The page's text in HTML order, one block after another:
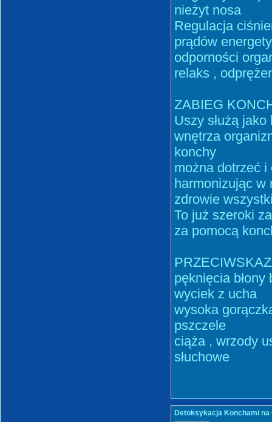
nieżyt nosa
Regulacja
prądów
odporności
relaks ,
ZABIEG
Uszy służą jako
wnętrza
konchy
można dotrzeć i
harmonizując w
zdrowie
To już szeroki
za pomocą
pęknięcia
wyciek z ucha
wysoka
pszczele
ciąża , wrzody
słuchowe
Detoksykacja Konchami na